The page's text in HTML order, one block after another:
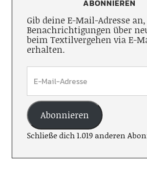
ABONNIEREN
Gib deine E-Mail-Adresse
Benachrichtigungen über
beim Textilvergehen via E-
erhalten.
Abonnieren
Schließe dich 1.019 anderen